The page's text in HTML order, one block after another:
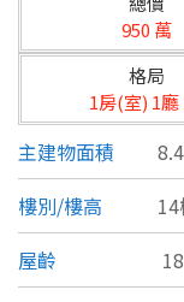
基隆市
新北市
宜蘭縣
桃園市
新竹市
新竹縣
類型(可複選)
不拘
別墅
950 萬
格局
1房(室) 1廳
主建物面積
樓別/樓高
屋齡